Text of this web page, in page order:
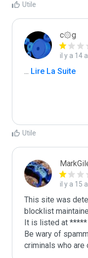
Utile
c۞g
il y a 14
... Lire La Suite
Utile
il y a 15
This site was
blocklist
It is listed at *****
Be wary of
criminals who are